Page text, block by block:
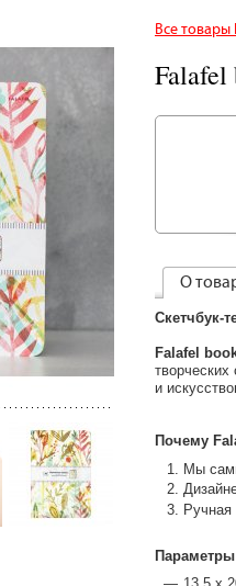
Все товары
О
Скетчбук-
Falafel
и
Почему
Мы
Параметры